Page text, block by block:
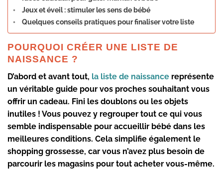
Jeux et éveil : stimuler les sens de bébé
Quelques conseils pratiques pour finaliser votre liste
POURQUOI CRÉER UNE LISTE DE
NAISSANCE ?
D’abord et avant tout, la liste de naissance représente
un véritable guide pour vos proches souhaitant vous
offrir un cadeau. Fini les doublons ou les objets
inutiles ! Vous pouvez y regrouper tout ce qui vous
semble indispensable pour accueillir bébé dans les
meilleures conditions. Cela simplifie également le
shopping grossesse, car vous n’avez plus besoin de
parcourir les magasins pour tout acheter vous-même.